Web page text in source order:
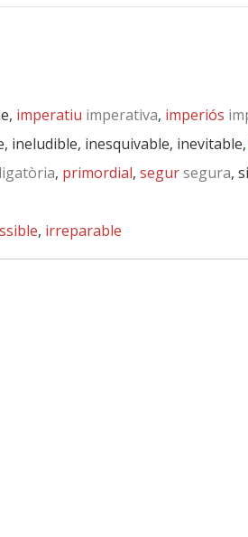
imperatiu imperativa, imperiós
ineludible, inesquivable, inevitable,
, primordial, segursegura,
, irreparable